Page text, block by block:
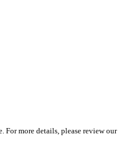
For more details, please review our